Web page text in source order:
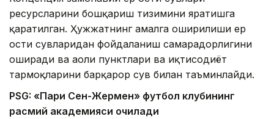
ресурсларини бошқариш тизимини яратишга
қаратилган. Ҳужжатнинг амалга оширилиши ер
ости сувларидан фойдаланиш самарадорлигини
оширади ва аҳоли пунктлари ва иқтисодиёт
тармоқларини барқарор сув билан таъминлайди.
PSG: «Пари Сен-Жермен» футбол клубининг
расмий академияси очилади